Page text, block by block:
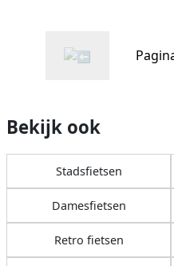
Waterdicht
Bekijk ook
Stadsfietsen
Damesfietsen
Retro fietsen